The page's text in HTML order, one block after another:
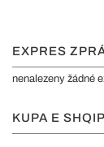
EXPRES
nenalezeny žádné
KUPA E